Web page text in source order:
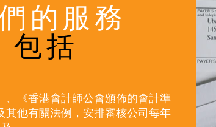
的服務
包括
、《香港會計師公會頒佈的會計準
其他有關法例，安排審核公司每年